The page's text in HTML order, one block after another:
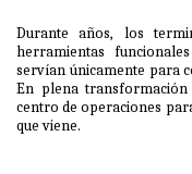
Durante años, los
herramientas
servían únicamente para
En plena
centro de operaciones
que viene.